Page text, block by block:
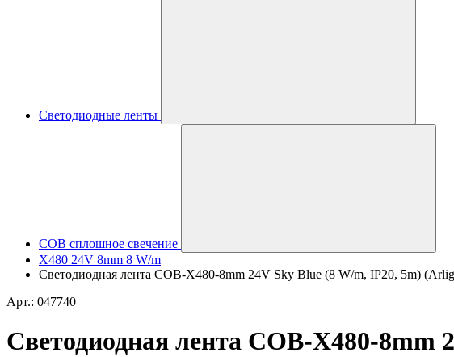
Светодиодные ленты
COB сплошное свечение
X480 24V 8mm 8 W/m
Светодиодная лента COB-X480-8mm 24V Sky Blue (8 W/m, IP20, 5m)
Арт.: 047740
Светодиодная лента COB-X480-